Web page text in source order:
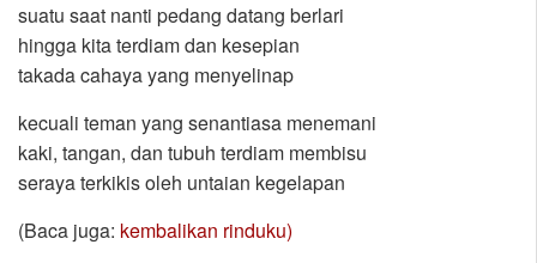
suatu saat nanti pedang datang berlari
hingga kita terdiam dan kesepian
takada cahaya yang menyelinap
kecuali teman yang senantiasa menemani
kaki, tangan, dan tubuh terdiam membisu
seraya terkikis oleh untaian kegelapan
(Baca juga: kembalikan rinduku)